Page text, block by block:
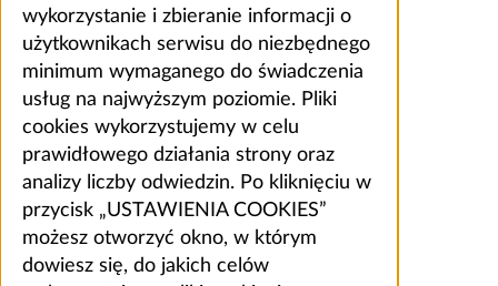
wykorzystanie i zbieranie informacji o
użytkownikach serwisu do niezbędnego
minimum wymaganego do świadczenia
usług na najwyższym poziomie. Pliki
cookies wykorzystujemy w celu
prawidłowego działania strony oraz
analizy liczby odwiedzin. Po kliknięciu w
przycisk „USTAWIENIA COOKIES”
możesz otworzyć okno, w którym
dowiesz się, do jakich celów